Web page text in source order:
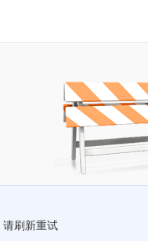
请刷新重试